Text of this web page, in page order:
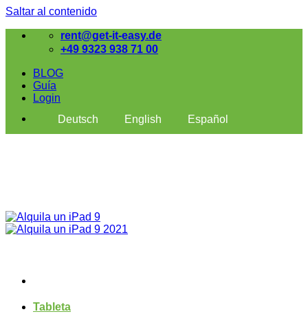
Saltar al contenido
rent@get-it-easy.de
+49 9323 938 71 00
BLOG
Guía
Login
Deutsch
English Español
Tableta